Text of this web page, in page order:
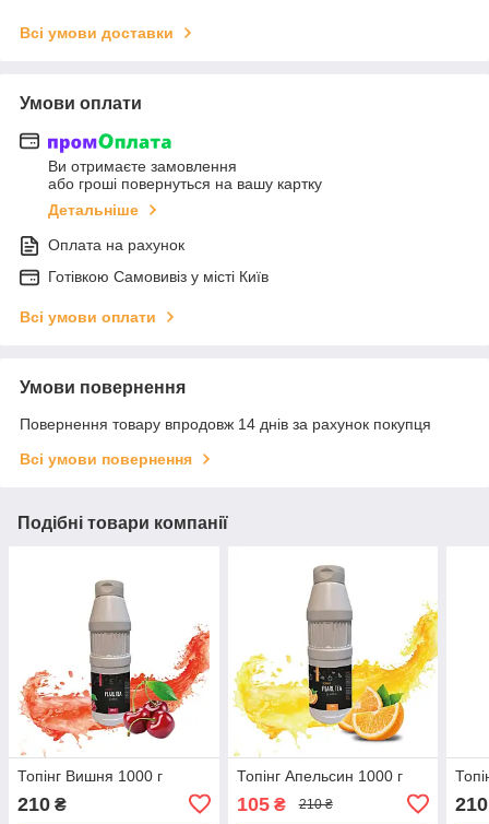
Всі умови доставки
Умови оплати
Ви отримаєте замовлення
або гроші повернуться на вашу картку
Детальніше
Оплата на рахунок
Готiвкою Самовивiз у місті Київ
Всі умови оплати
Умови повернення
Повернення товару впродовж 14 днів за рахунок покупця
Всі умови повернення
Подібні товари компанії
Топінг Вишня 1000 г
210 ₴
Топінг Апельсин 1000 г
105₴ 210 ₴ 210